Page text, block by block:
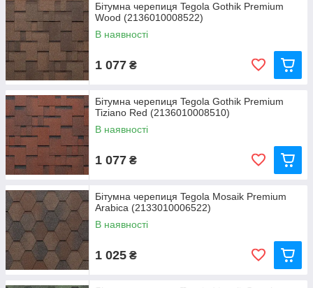
Бітумна черепиця Tegola Gothik Premium
Wood (2136010008522)
В наявності
1 077 ₴
Бітумна черепиця Tegola Gothik Premium
Tiziano Red (2136010008510)
В наявності
1 077 ₴
Бітумна черепиця Tegola Mosaik Premium
Arabica (2133010006522)
В наявності
1 025 ₴